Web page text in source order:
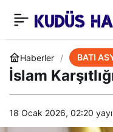
Haberler BATI
İslam
18 Ocak 2026, 02:20
Ruhani’nin Umman ve
Kuveyt’i Ziyareti